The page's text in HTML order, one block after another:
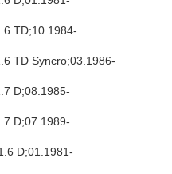
TD;10.1984-
TD Syncro;03.1986-
D;08.1985-
D;07.1989-
D;01.1981-